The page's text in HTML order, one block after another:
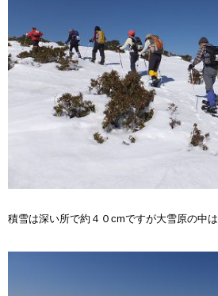
積雪は深い所で約４０cmですが大雪原の中は